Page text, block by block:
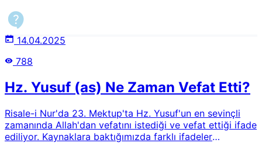
14.04.2025
788
Hz. Yusuf (as) Ne Zaman Vefat Etti?
Risale-i Nur'da 23. Mektup'ta Hz. Yusuf'un en sevinçli
zamanında Allah'dan vefatını istediği ve vefat ettiği ifade
ediliyor. Kaynaklara baktığımızda farklı ifadeler